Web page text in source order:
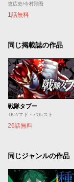
恵広史/今村翔吾
1話無料
同じ掲載誌の作品
戦隊タブー
TK2/エド・バルスト
26話無料
同じジャンルの作品